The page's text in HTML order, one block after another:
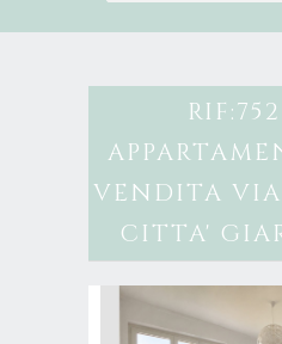
VENDITA
CITTA'